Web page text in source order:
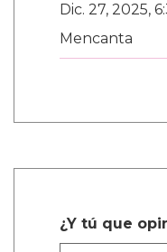
Dic. 27, 2025,
Mencanta
¿Y tú que